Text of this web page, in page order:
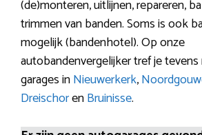
(de)monteren, uitlijnen, repareren,
trimmen van banden. Soms is ook
mogelijk (bandenhotel). Op onze
autobandenvergelijker tref je
garages inNieuwerkerk,
DreischorenBruinisse.